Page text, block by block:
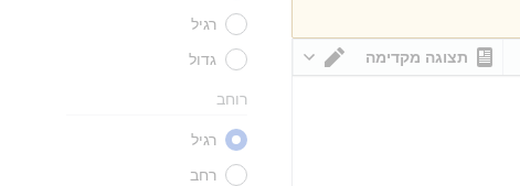
רגיל
גדול
רוחב
רגיל
רחב
תצוגה מקדימה
מעבר עורך